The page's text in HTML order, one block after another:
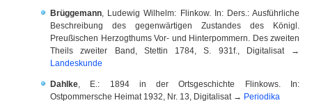
Brüggemann, Ludewig Wilhelm: Flinkow. In: Ders.: Ausführliche
Beschreibung des gegenwärtigen Zustandes des Königl.
Preußischen Herzogthums Vor- und Hinterpommern. Des zweiten
Theils zweiter Band, Stettin 1784, S. 931f., Digitalisat →
Landeskunde
Dahlke, E.: 1894 in der Ortsgeschichte Flinkows. In:
Ostpommersche Heimat 1932, Nr. 13, Digitalisat → Periodika